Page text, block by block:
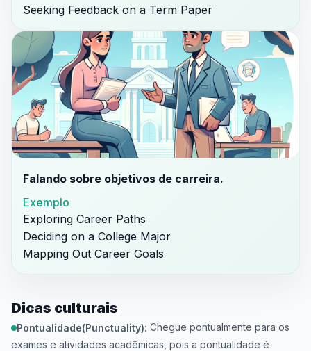
Seeking Feedback on a Term Paper
Falando sobre objetivos de carreira.
Exemplo
Exploring Career Paths
Deciding on a College Major
Mapping Out Career Goals
Dicas culturais
Pontualidade(Punctuality): Chegue pontualmente para os
exames e atividades acadêmicas, pois a pontualidade é